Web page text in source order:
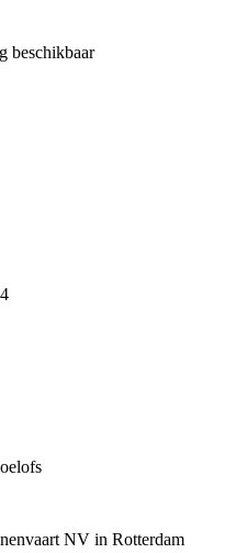
NV in Rotterdam